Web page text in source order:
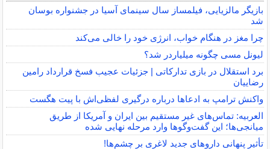
بازیگر مالزیایی، فیلمساز سال سینمای آسیا در جشنواره بوسان
شد
چرا مغز در هنگام خواب، انرژی خود را خالی می‌کند
لیونل مسی چگونه میلیاردر شد؟
برد استقلال در بازی تدارکاتی | جزئیات عجیب فسخ قرارداد رامین
رضاییان
واکنش ترامپ به ادعاها درباره درگیری لفظی‌اش با پیت هگست
العربیه: تماس‌های غیر مستقیم بین ایران و آمریکا از طریق
میانجی‌ها؛ این گفت‌و‌گو‌ها وارد مرحله نهایی شده
تأثیر پنهانی داروهای جدید لاغری بر چشم‌ها!